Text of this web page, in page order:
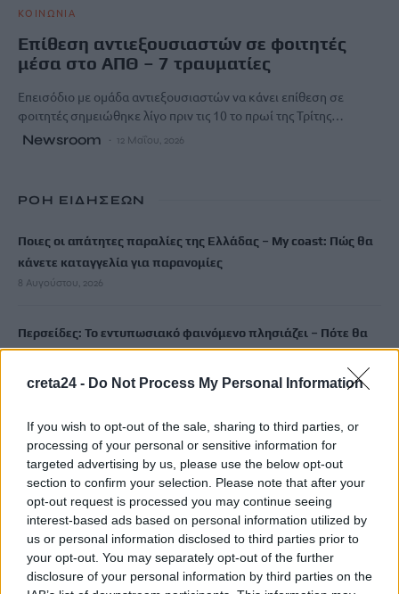
creta24 - Do Not Process My Personal Information
If you wish to opt-out of the sale, sharing to third parties, or
processing of your personal or sensitive information for
targeted advertising by us, please use the below opt-out
section to confirm your selection. Please note that after your
opt-out request is processed you may continue seeing
interest-based ads based on personal information utilized by
us or personal information disclosed to third parties prior to
your opt-out. You may separately opt-out of the further
disclosure of your personal information by third parties on the
ΚΟΙΝΩΝΙΑ
Επίθεση αντιεξουσιαστών σε φοιτητές
μέσα στο ΑΠΘ – 7 τραυματίες
Επεισόδιο με ομάδα αντιεξουσιαστών να κάνει επίθεση σε
φοιτητές σημειώθηκε λίγο πριν τις 10 το πρωί της Τρίτης…
Newsroom 12 Μαΐου, 2026
ΡΟΗ ΕΙΔΗΣΕΩΝ
Ποιες οι απάτητες παραλίες της Ελλάδας – My coast: Πώς θα
κάνετε καταγγελία για παρανομίες
8 Αυγούστου, 2026
Περσείδες: Το εντυπωσιακό φαινόμενο πλησιάζει – Πότε θα
δούμε τη «βροχή» των αστεριών
8 Αυγούστου, 2026
Ενοίκια: Πότε γίνονται υποχρεωτικές οι πληρωμές μέσω
τραπεζών
8 Αυγούστου, 2026
Ισπανία: Η συγκινητική επανένωση γυναίκας με τα
γαϊδουράκια της μετά τις πυρκαγιές
8 Αυγούστου, 2026